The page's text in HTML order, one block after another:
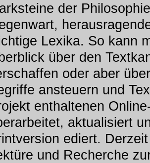
der
Lexika. So kann
über den
oder aber
ansteuern und
enthaltenen
aktualisiert
ediert.
und Recherche